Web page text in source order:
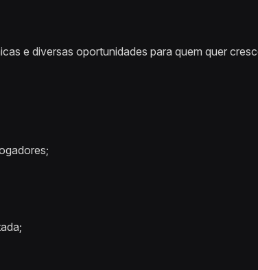
e diversas oportunidades para quem quer